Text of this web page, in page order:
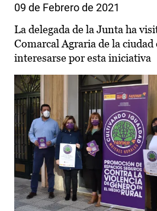
09 de Febrero de 2021
La delegada de la Junta ha
Comarcal Agraria de la ciudad
interesarse por esta iniciativa